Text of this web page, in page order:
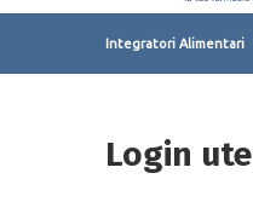
Integratori Alimentari
Login